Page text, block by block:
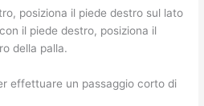
posiziona il piede destro sul lato
il piede destro, posiziona il
della palla.
effettuare un passaggio corto di